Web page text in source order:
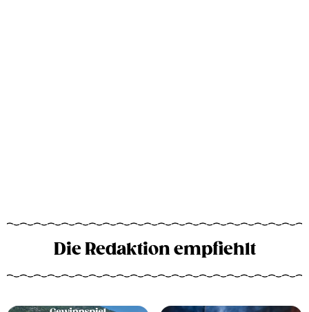
Die Redaktion empfiehlt